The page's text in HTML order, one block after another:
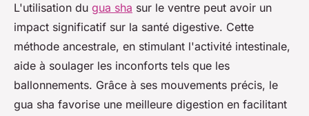
L'utilisation du gua sha sur le ventre peut avoir un
impact significatif sur la santé digestive. Cette
méthode ancestrale, en stimulant l'activité intestinale,
aide à soulager les inconforts tels que les
ballonnements. Grâce à ses mouvements précis, le
gua sha favorise une meilleure digestion en facilitant